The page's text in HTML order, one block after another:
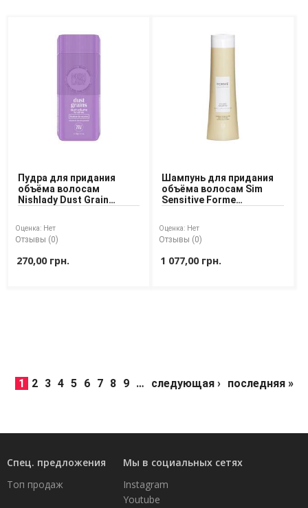
Пудра для придания
объёма волосам
Nishlady Dust Grain
Оценка: Нет
Отзывы (0)
270,00 грн.
Шампунь для придания
объёма волосам Sim
Sensitive Forme
Оценка: Нет
Отзывы (0)
1 077,00 грн.
1 2 3 4 5 6 7 8 9 … следующая › последняя »
Спец. предложения
Топ продаж
Мы в социальных сетях
Instagram
Youtube